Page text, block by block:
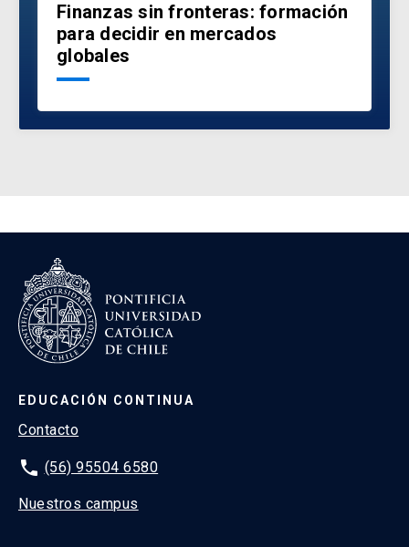
Finanzas sin fronteras: formación
para decidir en mercados
globales
EDUCACIÓN CONTINUA
Contacto
phone (56) 95504 6580
Nuestros campus